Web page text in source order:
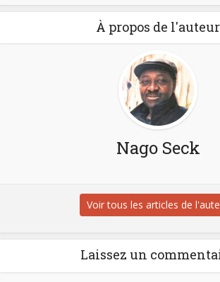
À propos de l'auteur
Nago Seck
Voir tous les articles de
Laissez un